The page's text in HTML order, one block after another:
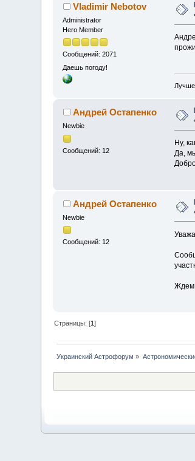
Vladimir Nebotov
Administrator
Hero Member
Сообщений: 2071
Даешь погоду!
Лучше
Андрей Остапенко
Newbie
Сообщений: 12
Ну,
Да,
Андрей Остапенко
Newbie
Сообщений: 12
Ждем
Страницы: [1]
Украинский Астрофорум »